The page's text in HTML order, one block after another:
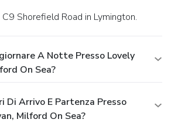
C9 Shorefield Road in Lymington.
A Notte Presso Lovely
On Sea?
Di Arrivo E Partenza Presso
Milford On Sea?